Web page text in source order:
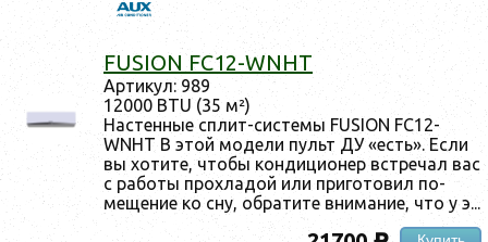
FUSION FC12-WNHT
Ар­ти­кул: 989
12000 BTU (35 м²)
Нас­тенные сплит-сис­те­мы FUSION FC12-
WNHT В этой мо­дели пульт ДУ «есть». Ес­ли
вы хо­тите, что­бы кон­ди­ци­онер встре­чал вас
с ра­боты прох­ла­дой или при­гото­вил по­
меще­ние ко сну, об­ра­тите вни­мание, что у э...